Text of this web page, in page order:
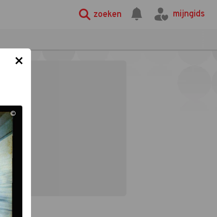
zoeken mijngids
×
©